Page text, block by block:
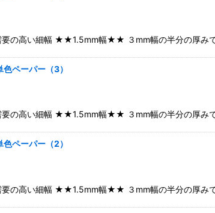
要の高い細幅 ★★1.5mm幅★★ ３mm幅の半分の厚み
ペーパー（3）
要の高い細幅 ★★1.5mm幅★★ ３mm幅の半分の厚み
ペーパー（2）
要の高い細幅 ★★1.5mm幅★★ ３mm幅の半分の厚み